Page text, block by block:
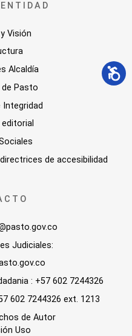
Visión
Alcaldía
Pasto
Integridad
de accesibilidad
Judiciales:
: +57 602 7244326
602 7244326 ext. 1213
de Autor
Uso